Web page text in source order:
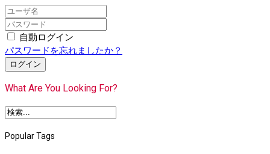
自動ログイン
パスワードを忘れましたか？
ログイン
What Are You Looking For?
Popular Tags